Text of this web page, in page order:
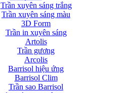
Trần xuyên sáng trắng
Trần xuyên sáng màu
3D Form
Trần in xuyên sáng
Artolis
Trần gương
Arcolis
Barrisol hiệu ứng
Barrisol Clim
Trần sao Barrisol